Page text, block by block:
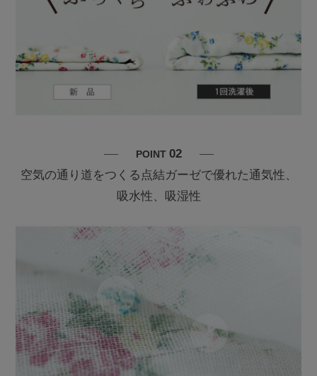
POINT 02
空気の通り道をつくる点結ガーゼで優れた通気性、
吸水性、吸湿性